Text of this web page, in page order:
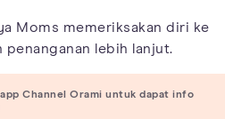
Moms memeriksakan diri ke
lebih lanjut.
Channel Orami untuk dapat info